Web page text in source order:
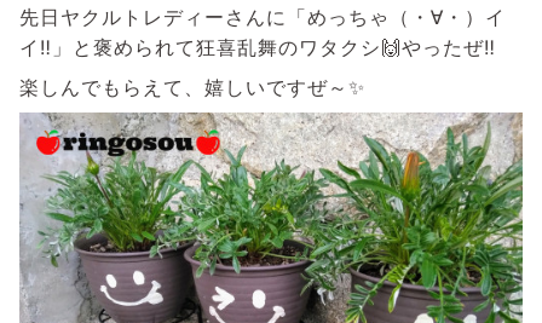
先日ヤクルトレディーさんに「めっちゃ（・∀・）イ
イ‼️」と褒められて狂喜乱舞のワタクシ🙌やったぜ‼️
楽しんでもらえて、嬉しいですぜ～✨